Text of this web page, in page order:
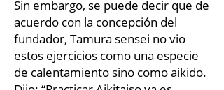
Sin embargo, se puede decir que de
acuerdo con la concepción del
fundador, Tamura sensei no vio
estos ejercicios como una especie
de calentamiento sino como aikido.